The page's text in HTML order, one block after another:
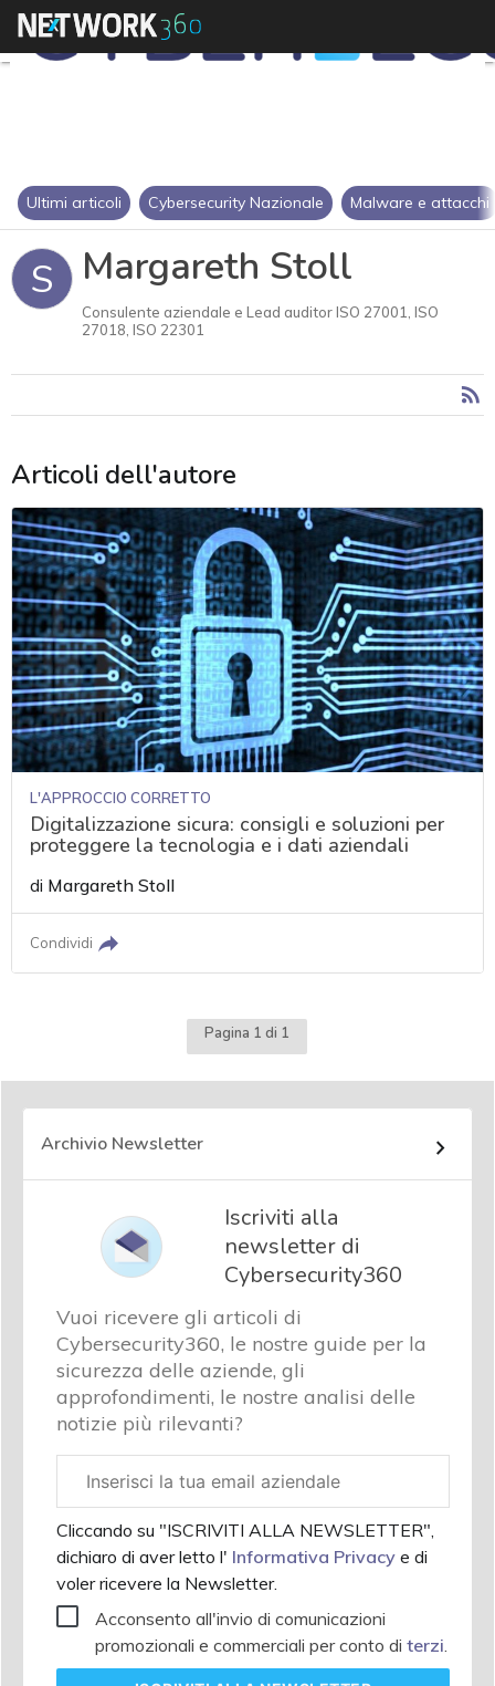
Ultimi articoli Cybersecurity Nazionale Malware e attacchi
S Margareth Stoll
Consulente aziendale e Lead auditor ISO 27001, ISO
27018, ISO 22301
Articoli dell'autore
L'APPROCCIO CORRETTO
Digitalizzazione sicura: consigli e soluzioni per
proteggere la tecnologia e i dati aziendali
di Margareth Stoll
Condividi
Pagina 1 di 1
Archivio Newsletter
Iscriviti alla
newsletter di
Cybersecurity360
Vuoi ricevere gli articoli di
Cybersecurity360, le nostre guide per la
sicurezza delle aziende, gli
approfondimenti, le nostre analisi delle
notizie più rilevanti?
aziendale
Cliccando su "ISCRIVITI ALLA NEWSLETTER",
dichiaro di aver letto l' Informativa Privacy e di
voler ricevere la Newsletter.
Acconsento all'invio di comunicazioni
promozionali e commerciali per conto di terzi.